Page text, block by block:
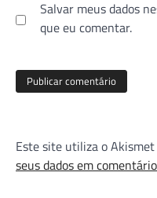
Salvar meus dados
que eu comentar.
Este site utiliza o
seus dados em